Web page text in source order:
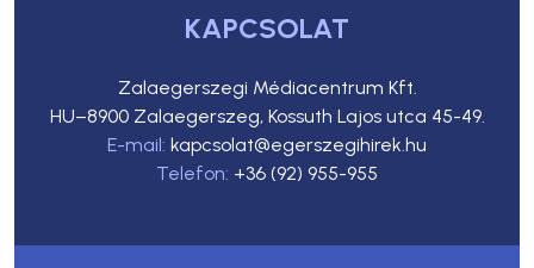
KAPCSOLAT
Zalaegerszegi Médiacentrum Kft.
HU–8900 Zalaegerszeg, Kossuth Lajos utca 45-49.
E-mail: kapcsolat@egerszegihirek.hu
Telefon: +36 (92) 955-955